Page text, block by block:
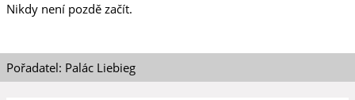
Nikdy není pozdě začít.
Pořadatel: Palác Liebieg